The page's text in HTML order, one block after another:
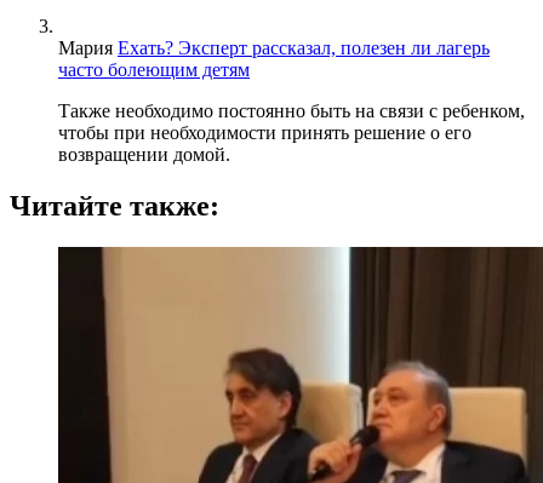
Мария Ехать? Эксперт рассказал, полезен ли лагерь
часто болеющим детям
Также необходимо постоянно быть на связи с ребенком,
чтобы при необходимости принять решение о его
возвращении домой.
Читайте также: